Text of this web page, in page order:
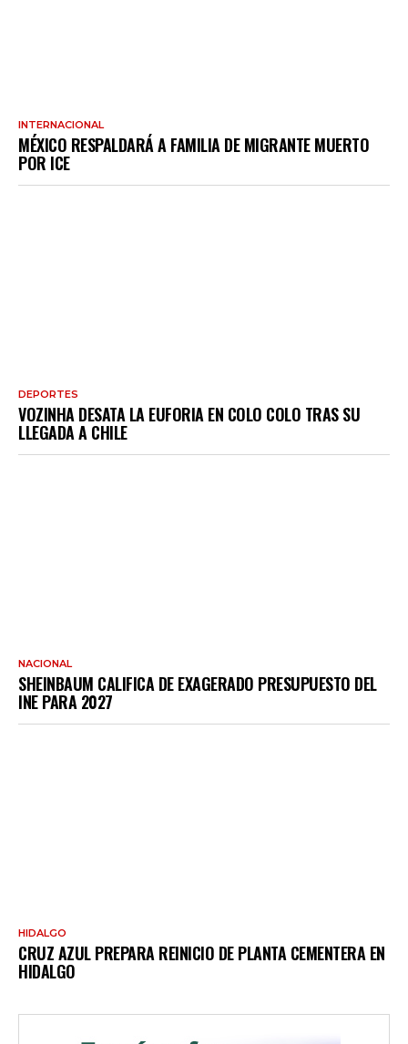
INTERNACIONAL
MÉXICO RESPALDARÁ A FAMILIA DE MIGRANTE MUERTO
POR ICE
DEPORTES
VOZINHA DESATA LA EUFORIA EN COLO COLO TRAS SU
LLEGADA A CHILE
NACIONAL
SHEINBAUM CALIFICA DE EXAGERADO PRESUPUESTO DEL
INE PARA 2027
HIDALGO
CRUZ AZUL PREPARA REINICIO DE PLANTA CEMENTERA EN
HIDALGO